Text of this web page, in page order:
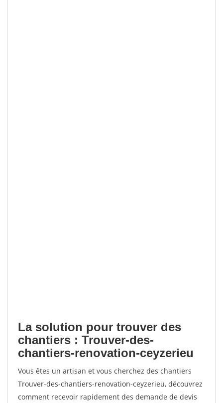
La solution pour trouver des
chantiers : Trouver-des-
chantiers-renovation-ceyzerieu
Vous êtes un artisan et vous cherchez des chantiers
Trouver-des-chantiers-renovation-ceyzerieu, découvrez
comment recevoir rapidement des demande de devis